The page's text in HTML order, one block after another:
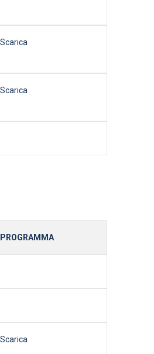
Scarica
Scarica
PROGRAMMA
Scarica